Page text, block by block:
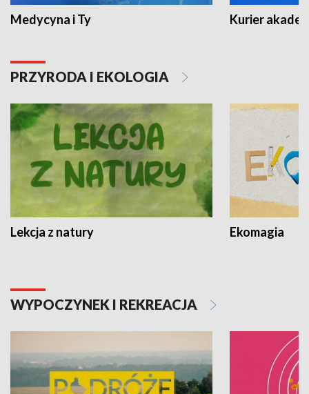
Medycyna i Ty Kurier
PRZYRODA I EKOLOGIA
Lekcja z natury Ekomagia
WYPOCZYNEK I REKREACJA